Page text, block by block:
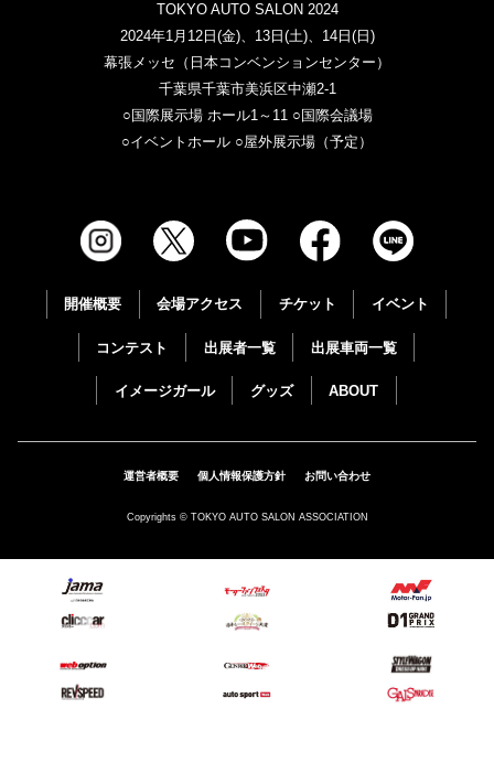
TOKYO AUTO SALON 2024
2024年1月12日(金)、13日(土)、14日(日)
幕張メッセ（日本コンベンションセンター）
千葉県千葉市美浜区中瀬2-1
○国際展示場 ホール1～11 ○国際会議場
○イベントホール ○屋外展示場（予定）
開催概要 会場アクセス チケット イベント
コンテスト 出展者一覧 出展車両一覧
イメージガール グッズ ABOUT
運営者概要 個人情報保護方針 お問い合わせ
Copyrights © TOKYO AUTO SALON ASSOCIATION